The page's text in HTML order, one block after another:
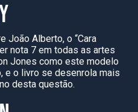
João Alberto, o “Cara
nota 7 em todas as artes
Jones como este modelo
e o livro se desenrola mais
desta questão.